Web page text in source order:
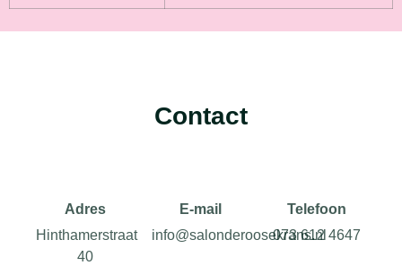
Contact
Adres
Hinthamerstraat
40
E-mail
info@salonderoosekrans.nl
Telefoon
073 612 4647